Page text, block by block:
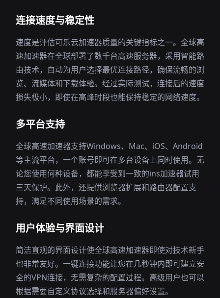
连接速度与稳定性
速度是评估可乐云加速器质量的关键指标之一。全球高
速加速器在全球部署了数千台高速服务器，采用智能路
由技术，自动为用户选择最优连接路径，确保流畅的浏
览、流媒体和下载体验。经过实际测试，连接后的速度
损失极小，即使在高峰时段也能保持稳定的网络速度。
多平台支持
全球高速加速器支持Windows、Mac、iOS、Android
等主流平台，一个账号即可在多台设备上同时使用。无
论您使用何种设备，都能享受到一致的ins加速器试用
三天保护。此外，还提供浏览器扩展和路由器配置支
持，满足不同使用场景的需求。
用户体验与界面设计
简洁直观的界面设计使全球高速加速器即使对技术新手
也非常友好。一键连接功能让您在几秒钟内即可建立安
全的VPN连接，无需复杂的配置过程。高级用户也可以
根据需要自定义协议选择和服务器偏好设置。